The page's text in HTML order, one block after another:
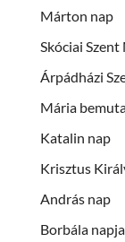
Márton nap
Skóciai
Árpádházi
Mária
Katalin nap
Krisztus
András nap
Borbála napja